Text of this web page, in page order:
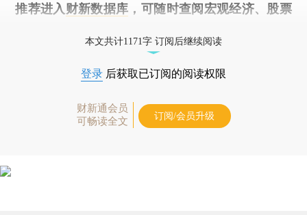
推荐进入 财新数据库 ，可随时查阅宏观经济、股票
本文共计1171字 订阅后继续阅读
登录 后获取已订阅的阅读权限
财新通会员
可畅读全文
订阅/会员升级